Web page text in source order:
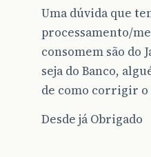
Uma dúvida que
processamento/
consomem são do
seja do Banco,
de como corrigir o
Desde já Obrigado